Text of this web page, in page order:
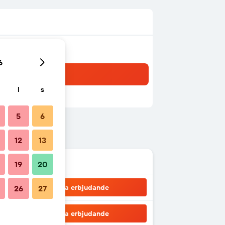
Visa erbjudande
Visa erbjudande
l s
5 6
12 13
19 20
26 27